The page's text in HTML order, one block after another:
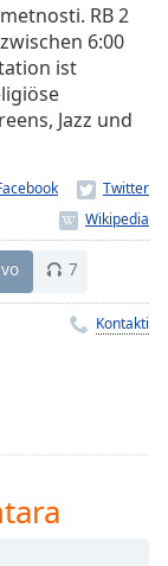
RB 2
6:00
ist
Jazz und
7
Kontakti